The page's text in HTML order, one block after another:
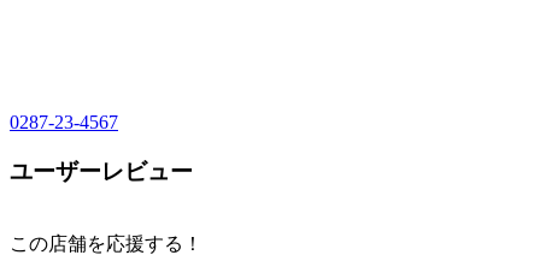
0287-23-4567
ユーザーレビュー
この店舗を応援する！